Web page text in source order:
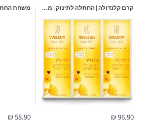
קרם קלנדולה | החתלה לתינוק | מארז שלישיה | כל אחד מכיל 75 מ"ל
96.90 ₪
משחת החתלה | 100מ''ל |
58.90 ₪